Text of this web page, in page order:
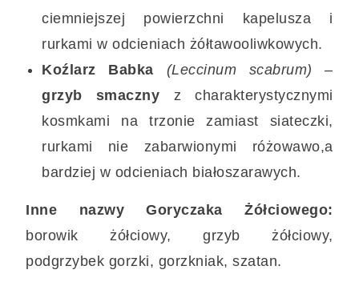
ciemniejszej powierzchni kapelusza i
rurkami w odcieniach żółtawooliwkowych.
Koźlarz Babka
(Leccinum scabrum) –
grzyb smaczny z charakterystycznymi
kosmkami na trzonie zamiast siateczki,
rurkami nie zabarwionymi różowawo,a
bardziej w odcieniach białoszarawych.
Inne nazwy Goryczaka Żółciowego:
borowik żółciowy, grzyb żółciowy,
podgrzybek gorzki, gorzkniak, szatan.